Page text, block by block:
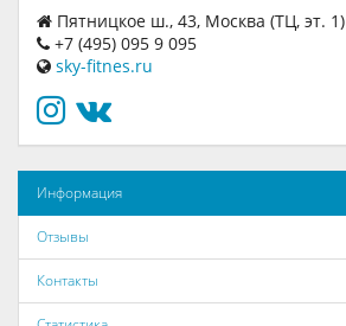
Пятницкое ш., 43, Москва (ТЦ, эт. 1)
+7 (495) 095 9 095
sky-fitnes.ru
Информация
Отзывы
Контакты